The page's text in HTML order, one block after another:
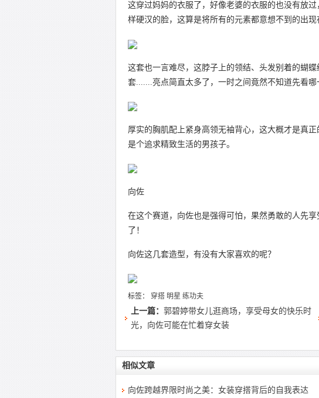
这穿过妈妈的衣服了，好像老婆的衣服的也没有放
样硬汉的脸，这算是将所有的元素都意想不到的出
这套也一言难尽，这脖子上的领结、头发别着的蝴
套.......亮点简直太多了，一时之间竟然不知道先看哪
厚实的胸肌配上紧身高领无袖背心，这大概才是真
是个追求精致生活的男孩子。
向佐
在这个赛道，向佐也是强得可怕，果然勇敢的人先
了！
向佐这几套造型，有没有大家喜欢的呢？
标签： 穿搭 明星 练功夫
上一篇： 郭碧婷带女儿逛商场，享受母女的快乐时
光，向佐可能在忙着穿女装
相似文章
向佐跨越界限时尚之美：女装穿搭背后的自我表达